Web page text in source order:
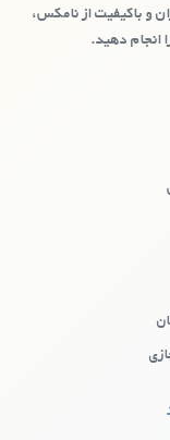
و باکیفیت از نامکس،
انجام دهید.